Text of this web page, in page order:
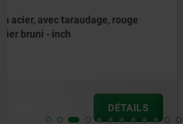
Manette indexable en plastique
fonction de sécurité, insert fileté
7,31 €
hors frais d’envoi